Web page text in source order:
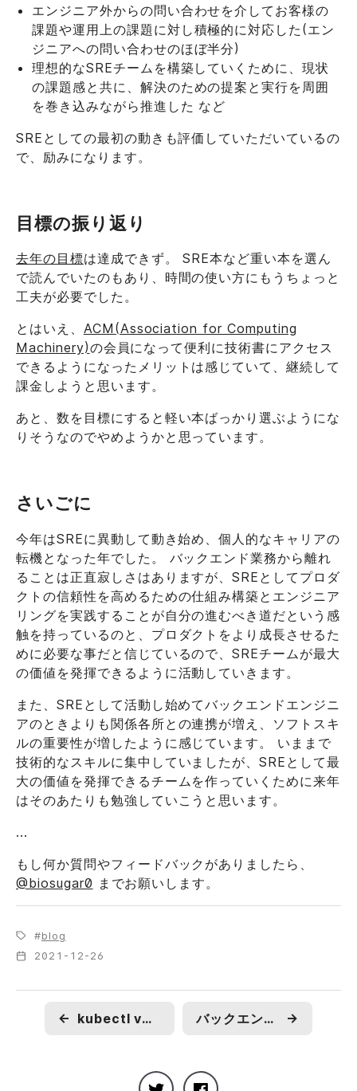
エンジニア外からの問い合わせを介してお客様の
課題や運用上の課題に対し積極的に対応した(エン
ジニアへの問い合わせのほぼ半分)
理想的なSREチームを構築していくために、現状
の課題感と共に、解決のための提案と実行を周囲
を巻き込みながら推進した など
SREとしての最初の動きも評価していただいているの
で、励みになります。
目標の振り返り
去年の目標は達成できず。 SRE本など重い本を選ん
で読んでいたのもあり、時間の使い方にもうちょっと
工夫が必要でした。
とはいえ、 ACM(Association for Computing
Machinery)の会員になって便利に技術書にアクセス
できるようになったメリットは感じていて、継続して
課金しようと思います。
あと、数を目標にすると軽い本ばっかり選ぶようにな
りそうなのでやめようかと思っています。
さいごに
今年はSREに異動して動き始め、個人的なキャリアの
転機となった年でした。 バックエンド業務から離れ
ることは正直寂しさはありますが、SREとしてプロダ
クトの信頼性を高めるための仕組み構築とエンジニア
リングを実践することが自分の進むべき道だという感
触を持っているのと、プロダクトをより成長させるた
めに必要な事だと信じているので、SREチームが最大
の価値を発揮できるように活動していきます。
また、SREとして活動し始めてバックエンドエンジニ
アのときよりも関係各所との連携が増え、ソフトスキ
ルの重要性が増したように感じています。 いままで
技術的なスキルに集中していましたが、SREとして最
大の価値を発揮できるチームを作っていくために来年
はそのあたりも勉強していこうと思います。
...
もし何か質問やフィードバックがありましたら、
@biosugar0 までお願いします。
blog
2021-12-26
← kubectl v1.24によるEKS操作のためにawscliをv2.6.3に更新した バックエンドエンジニアからSREに転向しました →